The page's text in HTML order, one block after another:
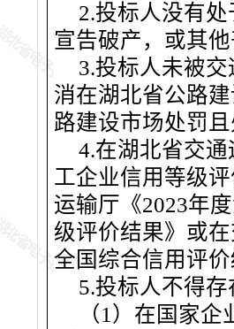
2.投标人没有
宣告破产，或其
3.投标人未被
消在湖北省公路
路建设市场处罚且
4.在湖北省交通
工企业信用等级
运输厅《2023年
级评价结果》或
全国综合信用评
5.投标人不得
（1）在国家企